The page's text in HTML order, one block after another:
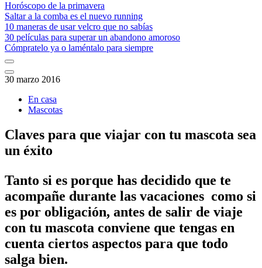
Horóscopo de la primavera
Saltar a la comba es el nuevo running
10 maneras de usar velcro que no sabías
30 películas para superar un abandono amoroso
Cómpratelo ya o laméntalo para siempre
30 marzo 2016
En casa
Mascotas
Claves para que viajar con tu mascota sea
un éxito
Tanto si es porque has decidido que te
acompañe durante las vacaciones como si
es por obligación, antes de salir de viaje
con tu mascota conviene que tengas en
cuenta ciertos aspectos para que todo
salga bien.